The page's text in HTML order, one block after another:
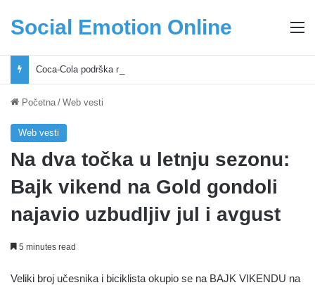
Social Emotion Online
Početna / Web vesti
Web vesti
Na dva točka u letnju sezonu:
Bajk vikend na Gold gondoli
najavio uzbudljiv jul i avgust
5 minutes read
Veliki broj učesnika i biciklista okupio se na BAJK VIKENDU na